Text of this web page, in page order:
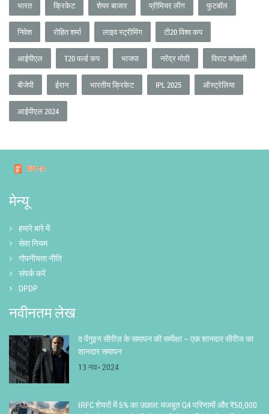
भारत क्रिकेट शेयर बाजार प्रीमियर लीग फुटबॉल
निवेश रोहित शर्मा लाइव स्ट्रीमिंग टी20 विश्व कप
आईपीएल T20 वर्ल्ड कप भाजपा नरेंद्र मोदी विराट कोहली
बीजेपी ईरान भारतीय क्रिकेट IPL 2025 ऑस्ट्रेलिया
आईपीएल 2024
मेन्यू
हमारे बारे में
सेवा नियम
गोपनीयता नीति
संपर्क करें
DPDP
नवीनतम लेख
द पेंगुइन सीरीज़ के समापन की समीक्षा – एक शानदार सीरीज का
शानदार समापन
13 नव॰ 2024
IRFC शेयरों में 5% का उछाल: मजबूत Q4 परिणामों और ₹50,000